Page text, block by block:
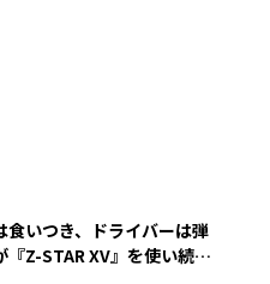
食いつき、ドライバーは弾
『Z-STAR XV』を使い続け